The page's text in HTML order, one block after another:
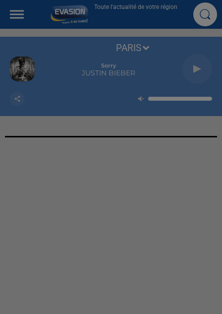
Toute l'actualité de votre région
Sorry
JUSTIN BIEBER
PARIS